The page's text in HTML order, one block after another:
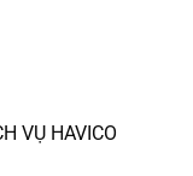
VỤ HAVICO